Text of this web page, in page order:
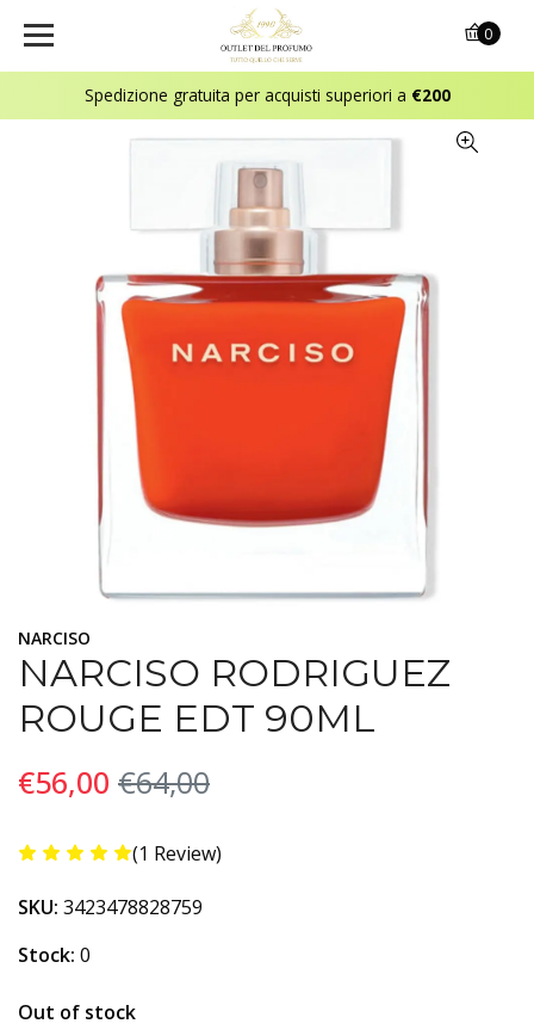
Spedizione gratuita per acquisti superiori a €200
0
NARCISO
NARCISO RODRIGUEZ
ROUGE EDT 90ML
€56,00 €64,00
(1 Review)
SKU: 3423478828759
Stock: 0
Out of stock